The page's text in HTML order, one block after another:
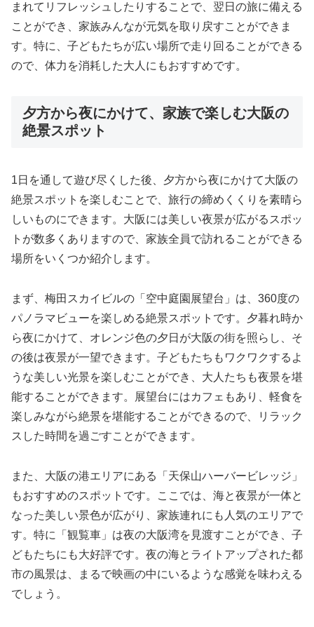
まれてリフレッシュしたりすることで、翌日の旅に備える
ことができ、家族みんなが元気を取り戻すことができま
す。特に、子どもたちが広い場所で走り回ることができる
ので、体力を消耗した大人にもおすすめです。
夕方から夜にかけて、家族で楽しむ大阪の
絶景スポット
1日を通して遊び尽くした後、夕方から夜にかけて大阪の
絶景スポットを楽しむことで、旅行の締めくくりを素晴ら
しいものにできます。大阪には美しい夜景が広がるスポッ
トが数多くありますので、家族全員で訪れることができる
場所をいくつか紹介します。
まず、梅田スカイビルの「空中庭園展望台」は、360度の
パノラマビューを楽しめる絶景スポットです。夕暮れ時か
ら夜にかけて、オレンジ色の夕日が大阪の街を照らし、そ
の後は夜景が一望できます。子どもたちもワクワクするよ
うな美しい光景を楽しむことができ、大人たちも夜景を堪
能することができます。展望台にはカフェもあり、軽食を
楽しみながら絶景を堪能することができるので、リラック
スした時間を過ごすことができます。
また、大阪の港エリアにある「天保山ハーバービレッジ」
もおすすめのスポットです。ここでは、海と夜景が一体と
なった美しい景色が広がり、家族連れにも人気のエリアで
す。特に「観覧車」は夜の大阪湾を見渡すことができ、子
どもたちにも大好評です。夜の海とライトアップされた都
市の風景は、まるで映画の中にいるような感覚を味わえる
でしょう。